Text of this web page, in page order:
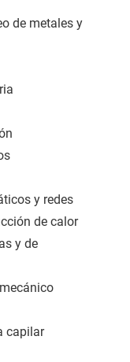
de metales y
y redes
de calor
y de
capilar